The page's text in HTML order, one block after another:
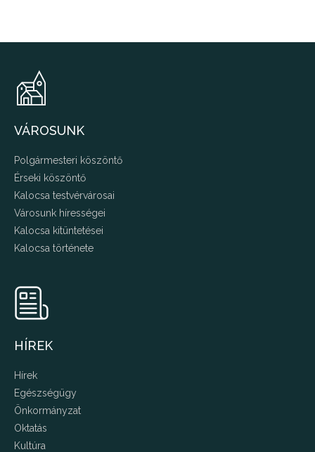
VÁROSUNK
Polgármesteri köszöntő
Érseki köszöntő
Kalocsa testvérvárosai
Városunk hírességei
Kalocsa kitüntetései
Kalocsa története
HÍREK
Hírek
Egészségügy
Önkormányzat
Oktatás
Kultúra